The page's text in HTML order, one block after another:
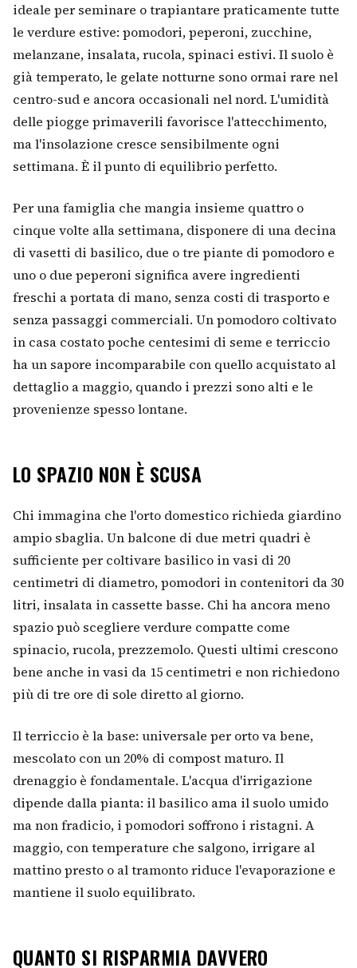
ideale per seminare o trapiantare praticamente tutte
le verdure estive: pomodori, peperoni, zucchine,
melanzane, insalata, rucola, spinaci estivi. Il suolo è
già temperato, le gelate notturne sono ormai rare nel
centro-sud e ancora occasionali nel nord. L'umidità
delle piogge primaverili favorisce l'attecchimento,
ma l'insolazione cresce sensibilmente ogni
settimana. È il punto di equilibrio perfetto.
Per una famiglia che mangia insieme quattro o
cinque volte alla settimana, disponere di una decina
di vasetti di basilico, due o tre piante di pomodoro e
uno o due peperoni significa avere ingredienti
freschi a portata di mano, senza costi di trasporto e
senza passaggi commerciali. Un pomodoro coltivato
in casa costato poche centesimi di seme e terriccio
ha un sapore incomparabile con quello acquistato al
dettaglio a maggio, quando i prezzi sono alti e le
provenienze spesso lontane.
LO SPAZIO NON È SCUSA
Chi immagina che l'orto domestico richieda giardino
ampio sbaglia. Un balcone di due metri quadri è
sufficiente per coltivare basilico in vasi di 20
centimetri di diametro, pomodori in contenitori da 30
litri, insalata in cassette basse. Chi ha ancora meno
spazio può scegliere verdure compatte come
spinacio, rucola, prezzemolo. Questi ultimi crescono
bene anche in vasi da 15 centimetri e non richiedono
più di tre ore di sole diretto al giorno.
Il terriccio è la base: universale per orto va bene,
mescolato con un 20% di compost maturo. Il
drenaggio è fondamentale. L'acqua d'irrigazione
dipende dalla pianta: il basilico ama il suolo umido
ma non fradicio, i pomodori soffrono i ristagni. A
maggio, con temperature che salgono, irrigare al
mattino presto o al tramonto riduce l'evaporazione e
mantiene il suolo equilibrato.
QUANTO SI RISPARMIA DAVVERO